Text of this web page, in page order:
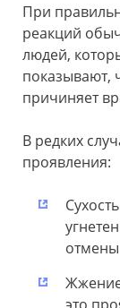
При
реакций
людей,
показывают,
причиняет
В редких
проявления: